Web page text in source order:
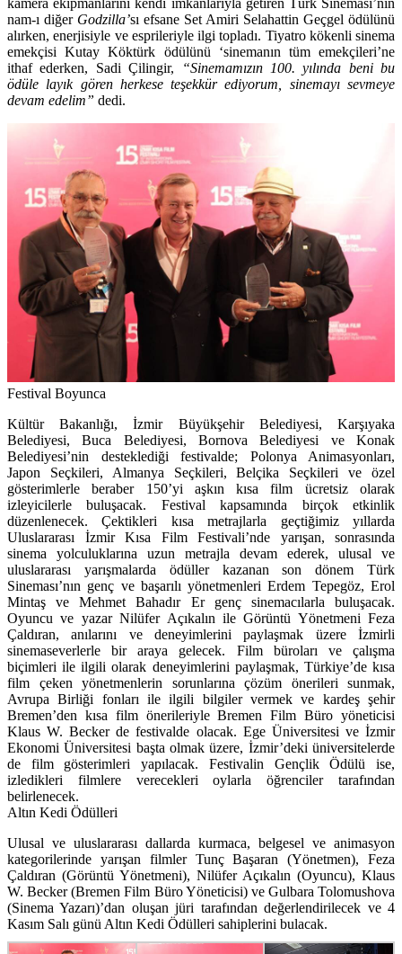
nam-ı diğer Godzilla’sı efsane Set Amiri Selahattin Geçgel ödülünü
alırken, enerjisiyle ve esprileriyle ilgi topladı. Tiyatro kökenli sinema
emekçisiKutay Köktürk ödülünü ‘sinemanın tüm emekçileri’ne
ithaf ederken, Sadi Çilingir,
“Sinemamızın 100. yılında beni bu
ödüle layık gören herkese teşekkür ediyorum, sinemayı sevmeye
devam edelim” dedi.
Festival Boyunca
Kültür Bakanlığı, İzmir Büyükşehir Belediyesi, Karşıyaka
Belediyesi, Buca Belediyesi, Bornova Belediyesi ve Konak
Belediyesi’nin desteklediği festivalde; Polonya Animasyonları,
Japon Seçkileri, Almanya Seçkileri, Belçika Seçkileri ve özel
gösterimlerle beraber 150’yi aşkın kısa film ücretsiz olarak
izleyicilerle buluşacak. Festival kapsamında birçok etkinlik
düzenlenecek. Çektikleri kısa metrajlarla geçtiğimiz yıllarda
Uluslararası İzmir Kısa Film Festivali’nde yarışan, sonrasında
sinema yolculuklarına uzun metrajla devam ederek, ulusal ve
uluslararası yarışmalarda ödüller kazanan son dönem Türk
Sineması’nın genç ve başarılı yönetmenleriErdem Tepegöz, Erol
Mintaş veMehmet Bahadır Ergenç sinemacılarla buluşacak.
Oyuncu ve yazarNilüfer Açıkalın ile Görüntü Yönetmeni Feza
Çaldıran, anılarını ve deneyimlerini paylaşmak üzere İzmirli
sinemaseverlerle bir araya gelecek. Film büroları ve çalışma
biçimleri ile ilgili olarak deneyimlerini paylaşmak, Türkiye’de kısa
film çeken yönetmenlerin sorunlarına çözüm önerileri sunmak,
Avrupa Birliği fonları ile ilgili bilgiler vermek ve kardeş şehir
Bremen’den kısa film önerileriyle Bremen Film Büro yöneticisi
Klaus W. Beckerde festivalde olacak. Ege Üniversitesi ve İzmir
Ekonomi Üniversitesi başta olmak üzere, İzmir’deki üniversitelerde
de film gösterimleri yapılacak. Festivalin Gençlik Ödülü ise,
izledikleri filmlere verecekleri oylarla öğrenciler tarafından
belirlenecek.
Altın Kedi Ödülleri
Ulusal ve uluslararası dallarda kurmaca, belgesel ve animasyon
kategorilerinde yarışan filmler Tunç Başaran (Yönetmen), Feza
Çaldıran (Görüntü Yönetmeni), Nilüfer Açıkalın (Oyuncu), Klaus
W. Becker (Bremen Film Büro Yöneticisi)ve Gulbara Tolomushova
(Sinema Yazarı)’dan oluşan jüri tarafından değerlendirilecek ve 4
Kasım Salı günü Altın Kedi Ödülleri sahiplerini bulacak.